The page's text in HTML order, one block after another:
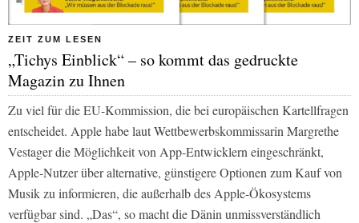
ZEIT ZUM LESEN
„Tichys Einblick“ – so kommt das gedruckte
Magazin zu Ihnen
Zu viel für die EU-Kommission, die bei europäischen Kartellfragen
entscheidet. Apple habe laut Wettbewerbskommissarin Margrethe
Vestager die Möglichkeit von App-Entwicklern eingeschränkt,
Apple-Nutzer über alternative, günstigere Optionen zum Kauf von
Musik zu informieren, die außerhalb des Apple-Ökosystems
verfügbar sind. „Das“, so macht die Dänin unmissverständlich